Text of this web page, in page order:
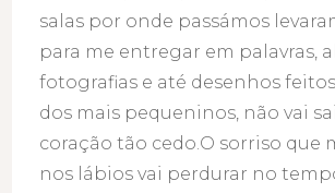
salas por onde passámos
para me entregar em palavras,
fotografias e até desenhos
dos mais pequeninos, não vai
coração tão cedo.O sorriso que
nos lábios vai perdurar no